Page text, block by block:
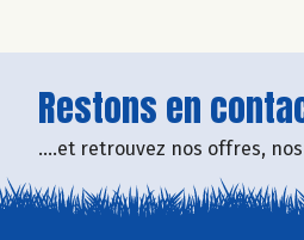
Restons en
....et retrouvez nos offres,